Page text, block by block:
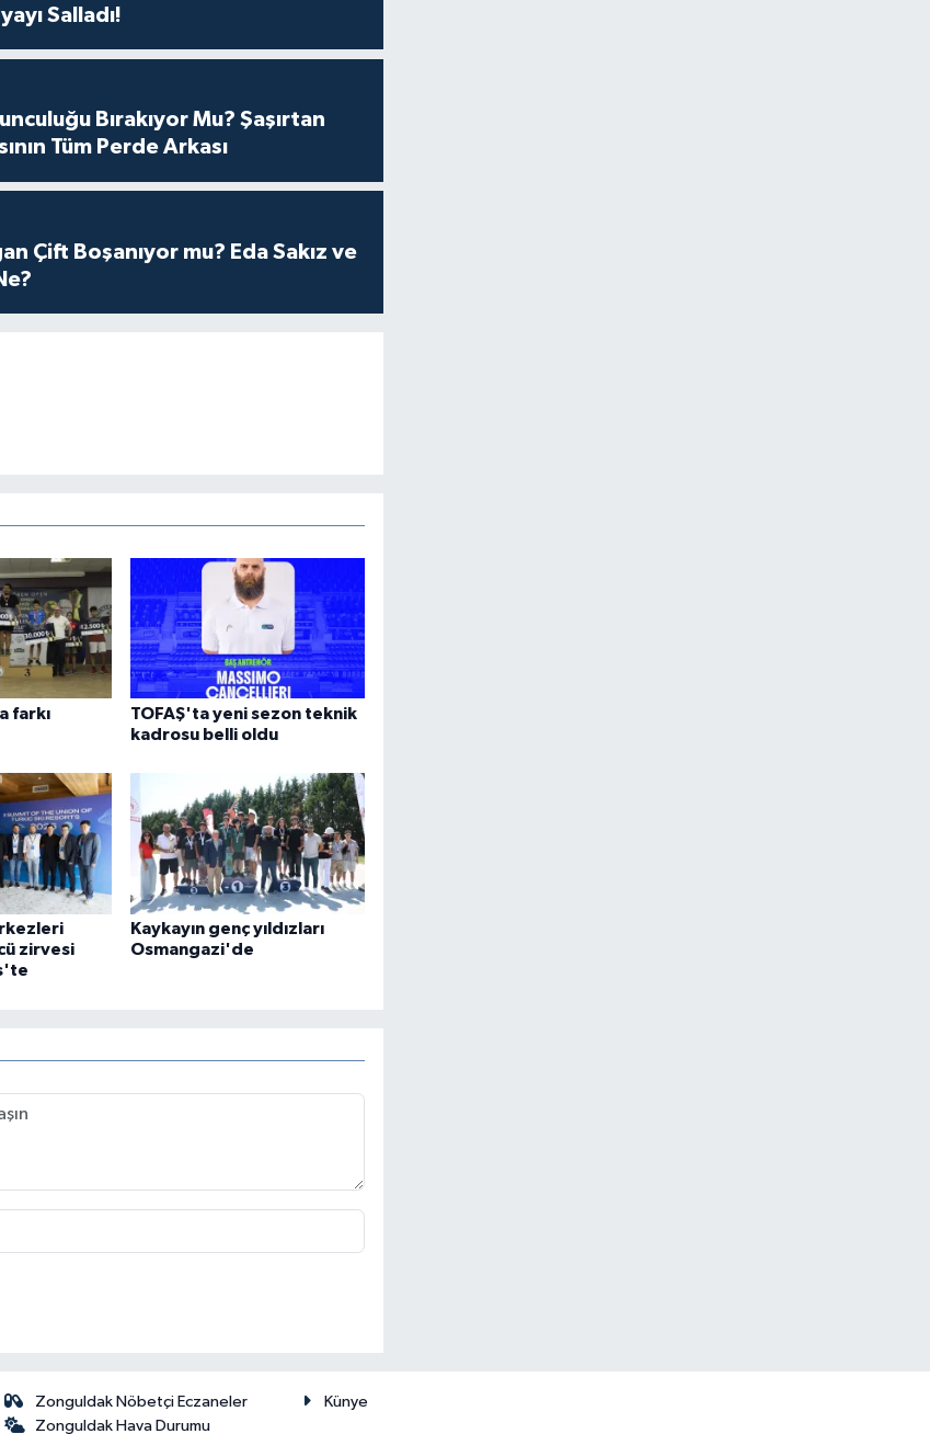
Salladı!
Bırakıyor Mu? Şaşırtan
Tüm Perde Arkası
Çift Boşanıyor mu? Eda Sakız ve
farkı
TOFAŞ'ta yeni sezon teknik
kadrosu belli oldu
zirvesi
Kaykayın genç yıldızları
Osmangazi'de
Zonguldak Nöbetçi Eczaneler
Zonguldak Hava Durumu
Künye